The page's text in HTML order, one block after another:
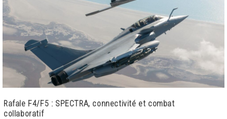
Rafale F4/F5 : SPECTRA, connectivité et combat
collaboratif